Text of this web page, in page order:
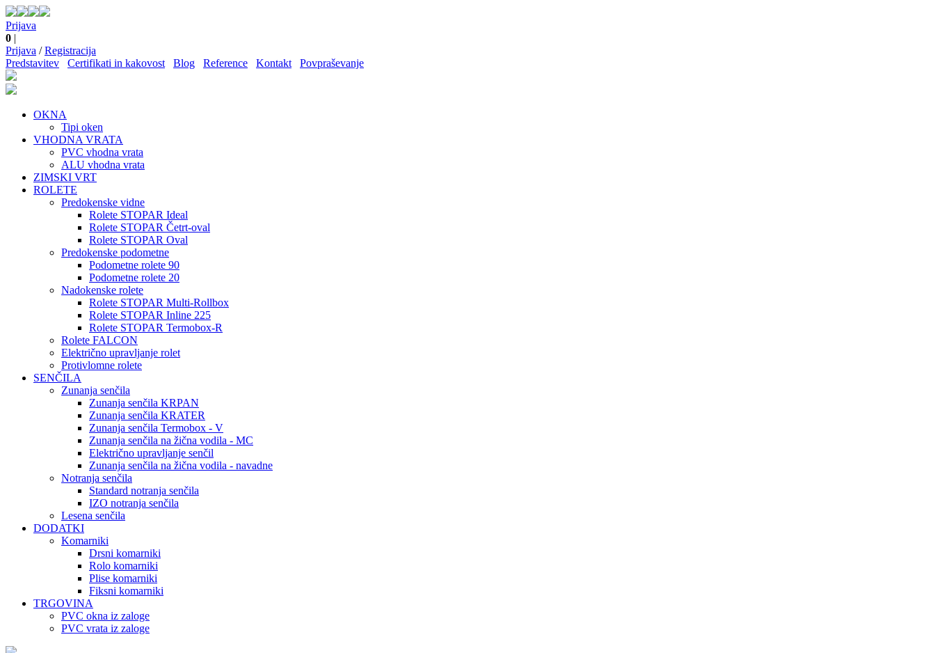
Prijava
0 |
Prijava /Registracija
Predstavitev
Certifikati in kakovost Blog Reference Kontakt Povpraševanje
OKNA
Tipi oken
VHODNA VRATA
PVC vhodna vrata
ALU vhodna vrata
ZIMSKI VRT
ROLETE
Predokenske vidne
Rolete STOPAR Ideal
Rolete STOPAR Četrt-oval
Rolete STOPAR Oval
Predokenske podometne
Podometne rolete 90
Podometne rolete 20
Nadokenske rolete
Rolete STOPAR Multi-Rollbox
Rolete STOPAR Inline 225
Rolete STOPAR Termobox-R
Rolete FALCON
Električno upravljanje rolet
Protivlomne rolete
SENČILA
Zunanja senčila
Zunanja senčila KRPAN
Zunanja senčila KRATER
Zunanja senčila Termobox - V
Zunanja senčila na žična vodila - MC
Električno upravljanje senčil
Zunanja senčila na žična vodila - navadne
Notranja senčila
Standard notranja senčila
IZO notranja senčila
Lesena senčila
DODATKI
Komarniki
Drsni komarniki
Rolo komarniki
Plise komarniki
Fiksni komarniki
TRGOVINA
PVC okna iz zaloge
PVC vrata iz zaloge